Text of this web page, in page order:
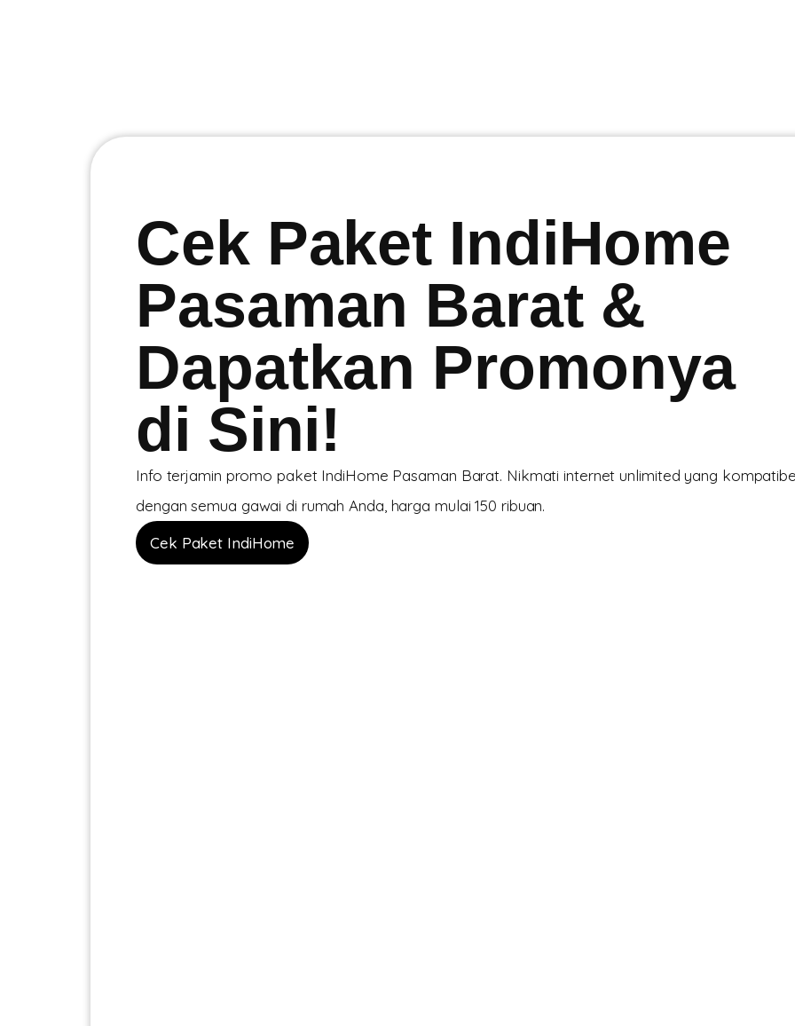
Cek Paket IndiHome
Pasaman Barat &
Dapatkan Promonya
di Sini!
Info terjamin promo paket IndiHome Pasaman Barat. Nikmati internet unlimited yang
dengan semua gawai di rumah Anda, harga mulai 150 ribuan.
Cek Paket IndiHome